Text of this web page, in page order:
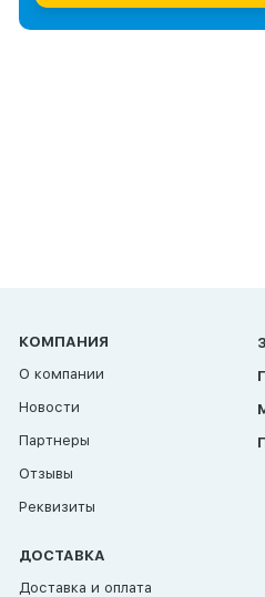
КОМПАНИЯ
О компании
Новости
Партнеры
Отзывы
Реквизиты
ДОСТАВКА
Доставка и оплата